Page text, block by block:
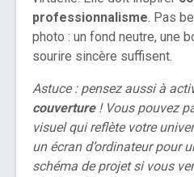
professionnalisme. Pas
photo : un fond neutre, une
sourire sincère suffisent.
Astuce : pensez aussi à
couverture! Vous pouvez
visuel qui reflète votre
un écran d’ordinateur pour
schéma de projet si vous